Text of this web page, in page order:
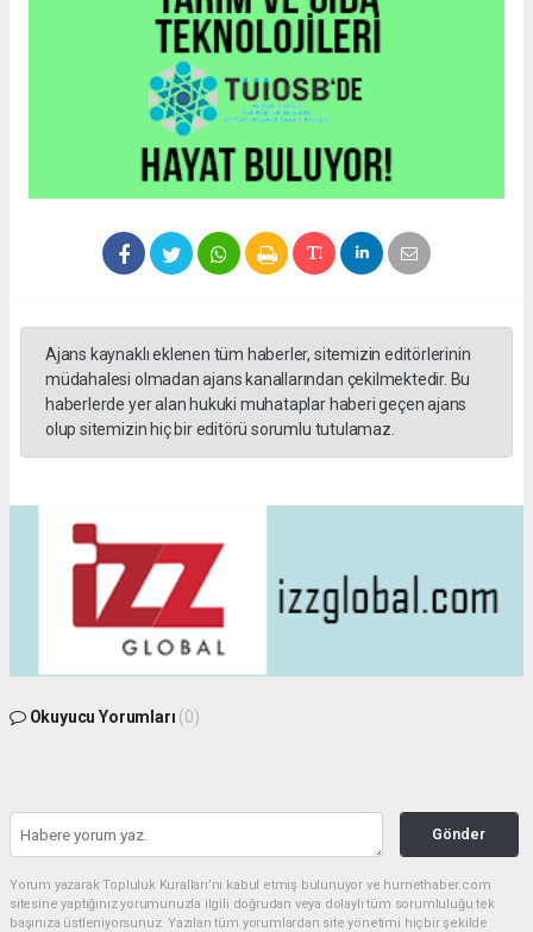
Ajans kaynaklı eklenen tüm haberler, sitemizin editörlerinin
müdahalesi olmadan ajans kanallarından çekilmektedir. Bu
haberlerde yer alan hukuki muhataplar haberi geçen ajans
olup sitemizin hiç bir editörü sorumlu tutulamaz.
Okuyucu Yorumları (0)
Gönder
Yorum yazarak Topluluk Kuralları’nı kabul etmiş bulunuyor ve hurnethaber.com
sitesine yaptığınız yorumunuzla ilgili doğrudan veya dolaylı tüm sorumluluğu tek
başınıza üstleniyorsunuz. Yazılan tüm yorumlardan site yönetimi hiçbir şekilde